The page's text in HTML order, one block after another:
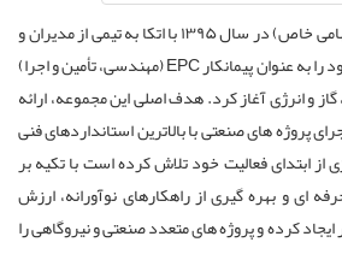
شرکت رهاورد انرژی رایا (سهامی خاص) در سال ۱۳۹۵ با اتکا به تیمی از مدیران و
متخصصان باتجربه، فعالیت خود را به عنوان پیمانکار EPC (مهندسی، تأمین و اجرا)
و انرژی آغاز کرد. هدف اصلی این مجموعه، ارائه
پروژه های صنعتی با بالاترین استانداردهای فنی
از ابتدای فعالیت خود تلاش کرده است با تکیه بر
ای و بهره گیری از راهکارهای نوآورانه، ارزش
کرده و پروژه های متعدد صنعتی و نیروگاهی را